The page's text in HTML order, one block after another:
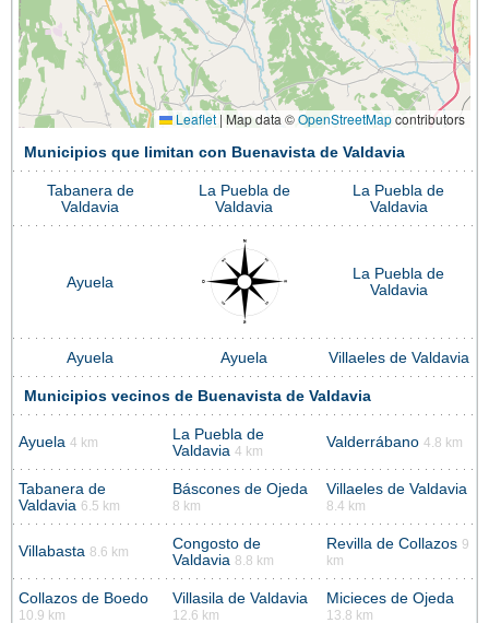
Leaflet | Map data ©OpenStreetMapcontributors
Municipios que limitan con Buenavista de Valdavia
Tabanera de
Valdavia
La Puebla de
Valdavia
La Puebla de
Valdavia
Ayuela
La Puebla de
Valdavia
Ayuela Ayuela Villaeles de Valdavia
Municipios vecinos de Buenavista de Valdavia
Ayuela 4 km
La Puebla de
Valdavia 4 km
Valderrábano 4.8 km
Tabanera de
Valdavia 6.5 km
Báscones de Ojeda
8 km
Villaeles de Valdavia
8.4 km
Villabasta 8.6 km
Congosto de
Valdavia 8.8 km
Revilla de Collazos 9
km
Collazos de Boedo
10.9 km
Villasila de Valdavia
12.6 km
Micieces de Ojeda
13.8 km